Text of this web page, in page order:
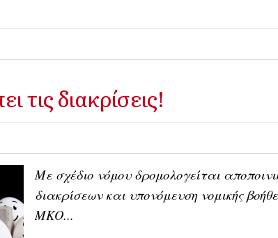
τις διακρίσεις!
Με σχέδιο νόμου δρομολογείται
διακρίσεων και υπονόμευση νομικής
ΜΚΟ...